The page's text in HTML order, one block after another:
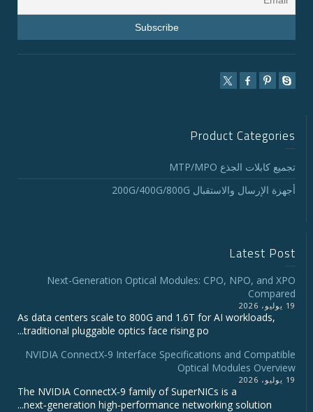
Product Categories
تجميع كابلات الجذع MTP/MPO
أجهزة الإرسال والاستقبال 200G/400G/800G
Latest Post
Next-Generation Optical Modules: CPO, NPO, and XPO
Compared
19 يوليو، 2026
As data centers scale to 800G and 1.6T for AI workloads,
traditional pluggable optics face rising po...
NVIDIA ConnectX‑9 Interface Specifications and Compatible
Optical Modules Overview
19 يوليو، 2026
The NVIDIA ConnectX‑9 family of SuperNICs is a
next‑generation high‑performance networking solution...